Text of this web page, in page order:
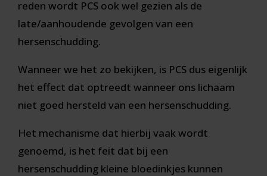
reden wordt PCS ook wel gezien als de
late/aanhoudende gevolgen van een
hersenschudding.
Wanneer we het zo bekijken, is PCS dus eigenlijk
het effect dat optreedt wanneer ons lichaam
niet goed hersteld van een hersenschudding.
Het mechanisme dat hierbij vaak wordt
genoemd, is het feit dat bij een
hersenschudding kleine bloedinkjes kunnen